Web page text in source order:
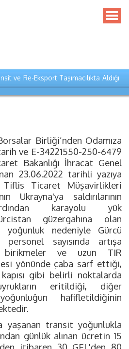
ve Re-Eksport Taşımacılıkta Aldığı
Birliği’nden Odamıza
ve E-34221550-250-6479
Bakanlığı İhracat Genel
23.06.2022 tarihli yazıya
Tiflis Ticaret Müşavirlikleri
Ukrayna'ya saldırılarının
karayolu yük
güzergahına olan
nedeniyle Gürcü
sayısında artışa
birikmeler ve uzun TIR
yönünde çaba sarf ettiği,
kapısı gibi belirli noktalarda
eritildiği, diğer
hafifletildiğinin
yaşanan transit yoğunlukla
günlük alınan ücretin 15